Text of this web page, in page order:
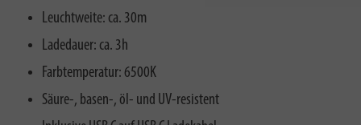
Leuchtweite: ca. 30m
Ladedauer: ca. 3h
Farbtemperatur: 6500K
Säure-, basen-, öl- und UV-resistent